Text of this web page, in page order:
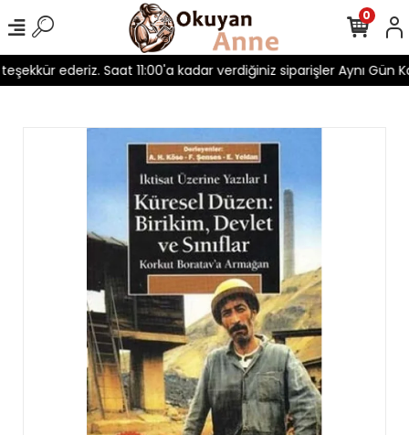
ederiz. Saat 11:00'a kadar verdiğiniz siparişler Aynı Gün
0